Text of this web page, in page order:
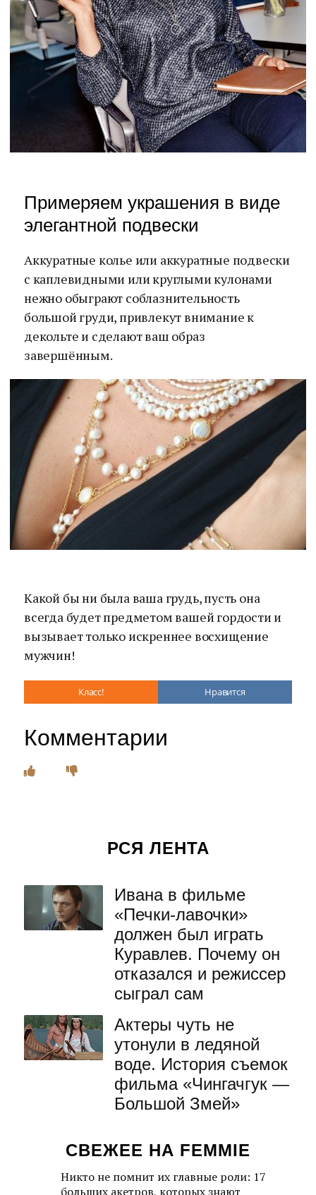
Примеряем украшения в виде
элегантной подвески
Аккуратные колье или аккуратные подвески
с каплевидными или круглыми кулонами
нежно обыграют соблазнительность
большой груди, привлекут внимание к
декольте и сделают ваш образ
завершённым.
Какой бы ни была ваша грудь, пусть она
всегда будет предметом вашей гордости и
вызывает только искреннее восхищение
мужчин!
Класс! Нравится
Комментарии
РСЯ ЛЕНТА
Ивана в фильме
«Печки-лавочки»
должен был играть
Куравлев. Почему он
отказался и режиссер
сыграл сам
Актеры чуть не
утонули в ледяной
воде. История съемок
фильма «Чингачгук —
Большой Змей»
СВЕЖЕЕ НА FEMMIE
Никто не помнит их главные роли: 17
больших акетров, которых знают